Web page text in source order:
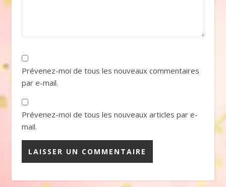
Prévenez-moi de tous les nouveaux commentaires
par e-mail.
Prévenez-moi de tous les nouveaux articles par e-
mail.